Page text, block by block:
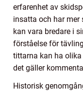
erfarenhet av
insatta och har mer
kan vara bredare i
förståelse för
tittarna kan ha
det gäller
Historisk